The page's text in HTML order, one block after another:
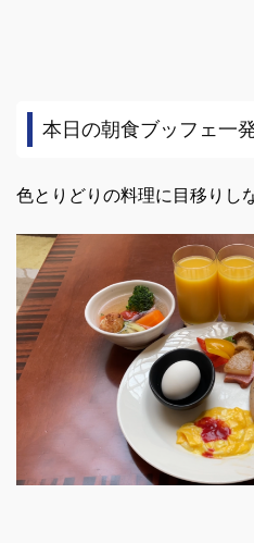
本日の朝食ブッフェ一
色とりどりの料理に目移りし